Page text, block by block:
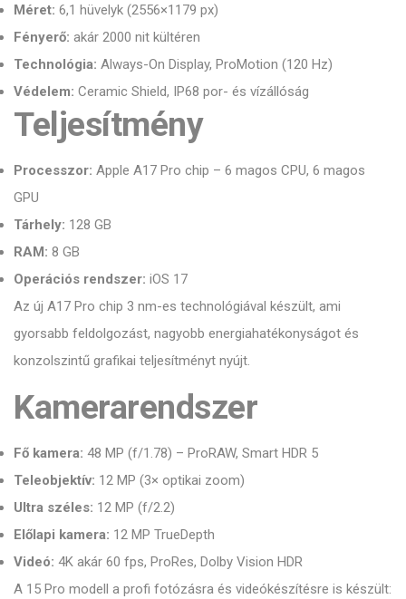
Méret: 6,1 hüvelyk (2556×1179 px)
Fényerő: akár 2000 nit kültéren
Technológia: Always-On Display, ProMotion (120 Hz)
Védelem: Ceramic Shield, IP68 por- és vízállóság
Teljesítmény
Processzor: Apple A17 Pro chip – 6 magos CPU, 6 magos
GPU
Tárhely: 128 GB
RAM: 8 GB
Operációs rendszer: iOS 17
Az új A17 Pro chip 3 nm-es technológiával készült, ami
gyorsabb feldolgozást, nagyobb energiahatékonyságot és
konzolszintű grafikai teljesítményt nyújt.
Kamerarendszer
Fő kamera: 48 MP (f/1.78) – ProRAW, Smart HDR 5
Teleobjektív: 12 MP (3× optikai zoom)
Ultra széles: 12 MP (f/2.2)
Előlapi kamera: 12 MP TrueDepth
Videó: 4K akár 60 fps, ProRes, Dolby Vision HDR
A 15 Pro modell a profi fotózásra és videókészítésre is készült: